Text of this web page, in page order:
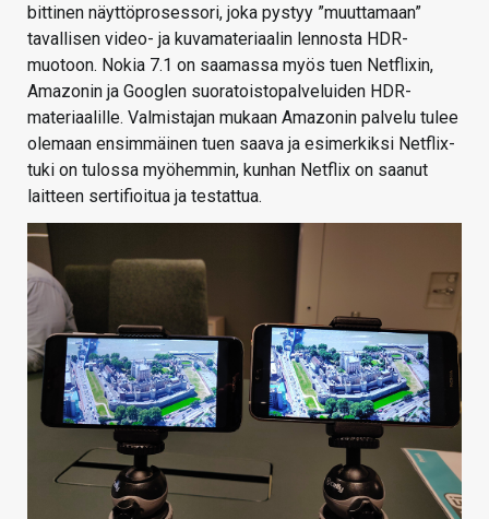
bittinen näyttöprosessori, joka pystyy ”muuttamaan”
tavallisen video- ja kuvamateriaalin lennosta HDR-
muotoon. Nokia 7.1 on saamassa myös tuen Netflixin,
Amazonin ja Googlen suoratoistopalveluiden HDR-
materiaalille. Valmistajan mukaan Amazonin palvelu tulee
olemaan ensimmäinen tuen saava ja esimerkiksi Netflix-
tuki on tulossa myöhemmin, kunhan Netflix on saanut
laitteen sertifioitua ja testattua.